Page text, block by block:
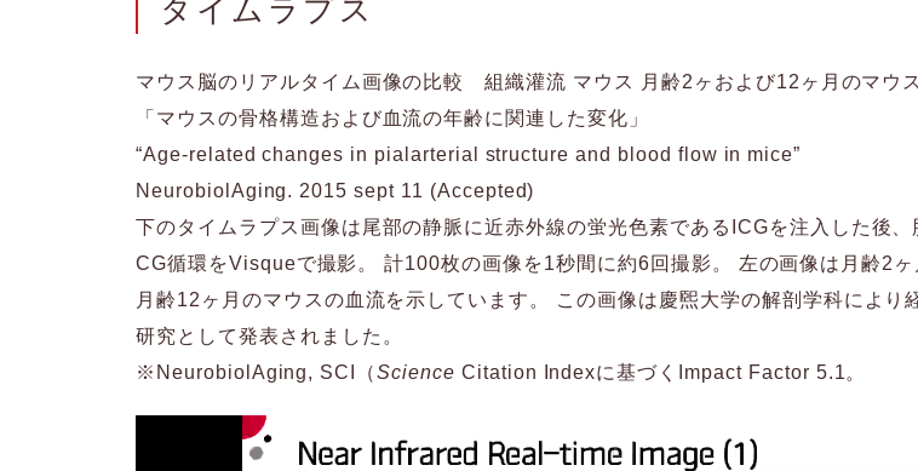
タイムラプス
マウス脳のリアルタイム画像の比較 組織灌流 マウス 月齢2ヶおよび12ヶ月のマウス
「マウスの骨格構造および血流の年齢に関連した変化」
“Age-related changes in pialarterial structure and blood flow in mice”
NeurobiolAging. 2015 sept 11 (Accepted)
下のタイムラプス画像は尾部の静脈に近赤外線の蛍光色素であるICGを注入した後
CG循環をVisqueで撮影。 計100枚の画像を1秒間に約6回撮影。 左の画像は月齢2
月齢12ヶ月のマウスの血流を示しています。 この画像は慶煕大学の解剖学科により
研究として発表されました。
※NeurobiolAging, SCI（Science Citation Indexに基づくImpact Factor 5.1。